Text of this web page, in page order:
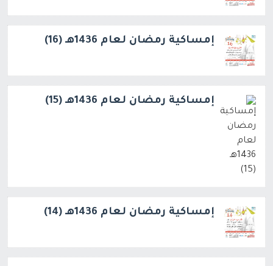
إمساكية رمضان لعام 1436هـ (16)
إمساكية رمضان لعام 1436هـ (15)
إمساكية رمضان لعام 1436هـ (14)